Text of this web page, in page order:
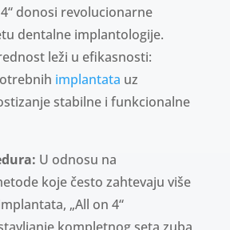
donosi revolucionarne
dentalne implantologije.
leži u efikasnosti:
implantata uz
stabilne i funkcionalne
U odnosu na
koje često zahtevaju više
„All on 4“